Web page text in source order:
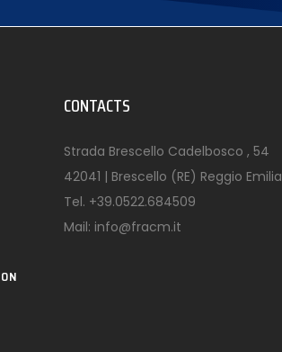
CONTACTS
Strada Brescello Cadelbosco , 54
42041 | Brescello (RE) Reggio Emilia
Tel. +39.0522.684509
Mail: info@fracm.it